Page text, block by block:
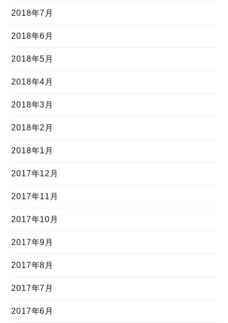
2018年7月
2018年6月
2018年5月
2018年4月
2018年3月
2018年2月
2018年1月
2017年12月
2017年11月
2017年10月
2017年9月
2017年8月
2017年7月
2017年6月